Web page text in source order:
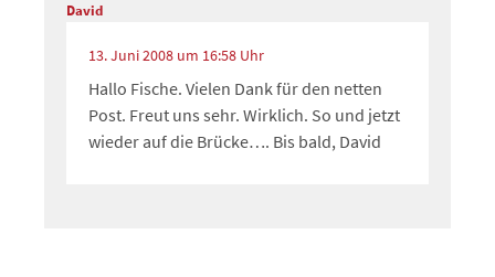
David
13. Juni 2008 um 16:58 Uhr
Hallo Fische. Vielen Dank für den netten
Post. Freut uns sehr. Wirklich. So und jetzt
wieder auf die Brücke…. Bis bald, David